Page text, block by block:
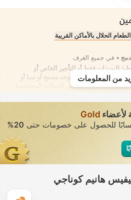
الطعام الحلال بالأماكن القريبة
• في جميع الغرف
للسيدات فقط أو للتأجير الخاص أو
يوفر الانعزال التام. لا يوجد مسبح أو سبا أو
فيه بارتداء ملابس السباحة المحتشمة
من المعلومات
لأعضاء Gold
للحصول على خصومات حتى20%
هانيم كوناجي